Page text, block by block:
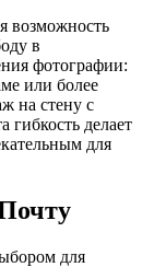
возможность
в
фотографии:
или более
на стену с
делает
для
для